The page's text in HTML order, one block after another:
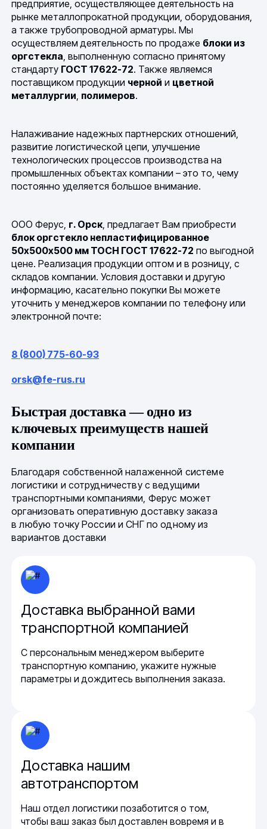
предприятие, осуществляющее деятельность на
рынке металлопрокатной продукции, оборудования,
а также трубопроводной арматуры. Мы
осуществляем деятельность по продаже блоки из
оргстекла, выполненную согласно принятому
стандарту ГОСТ 17622-72. Также являемся
поставщиком продукции черной и цветной
металлургии, полимеров.
Налаживание надежных партнерских отношений,
развитие логистической цепи, улучшение
технологических процессов производства на
промышленных объектах компании – это то, чему
постоянно уделяется большое внимание.
ООО Ферус, г. Орск, предлагает Вам приобрести
блок оргстекло непластифицированное
50х500х500 мм ТОСН ГОСТ 17622-72 по выгодной
цене. Реализация продукции оптом и в розницу, с
складов компании. Условия доставки и другую
информацию, касательно покупки Вы можете
уточнить у менеджеров компании по телефону или
электронной почте:
8 (800) 775-60-93
orsk@fe-rus.ru
Быстрая доставка — одно из
ключевых преимуществ нашей
компании
Благодаря собственной налаженной системе
логистики и сотрудничеству с ведущими
транспортными компаниями, Ферус может
организовать оперативную доставку заказа
в любую точку России и СНГ по одному из
вариантов доставки
Доставка выбранной вами
транспортной компанией
С персональным менеджером выберите
транспортную компанию, укажите нужные
параметры и дождитесь выполнения заказа.
Доставка нашим
автотранспортом
Наш отдел логистики позаботится о том,
чтобы ваш заказ был доставлен вовремя и в